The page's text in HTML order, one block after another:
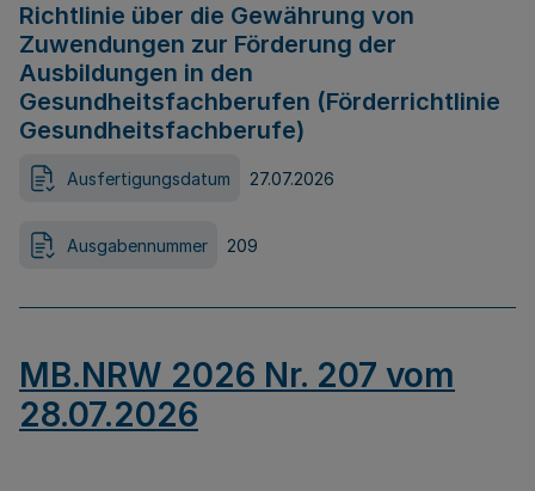
Richtlinie über die Gewährung von
Zuwendungen zur Förderung der
Ausbildungen in den
Gesundheitsfachberufen (Förderrichtlinie
Gesundheitsfachberufe)
Ausfertigungsdatum 27.07.2026
Ausgabennummer 209
MB.NRW 2026 Nr. 207 vom
28.07.2026